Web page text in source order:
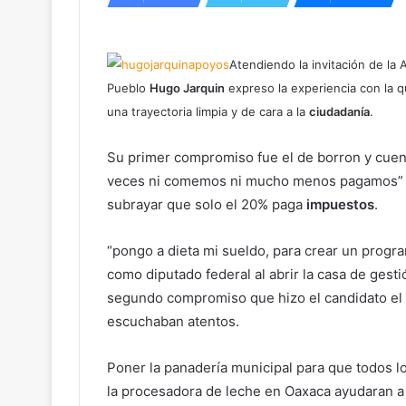
Atendiendo la invitación de la
Pueblo Hugo Jarquin expreso la experiencia con la
una trayectoria limpia y de cara a la ciudadanía.
Su primer compromiso fue el de borron y
veces ni comemos ni mucho menos
subrayar que solo el 20% paga impuestos.
“pongo a dieta mi sueldo, para crear un
como diputado federal al abrir la casa de
segundo compromiso que hizo el candidato
escuchaban atentos.
Poner la panadería municipal para que todos
la procesadora de leche en Oaxaca